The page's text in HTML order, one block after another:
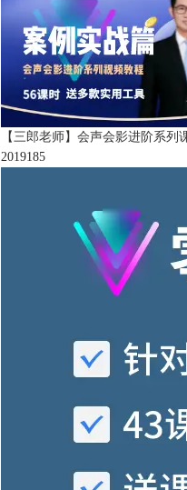
【三郎老师】会声会影进阶系列
2019185